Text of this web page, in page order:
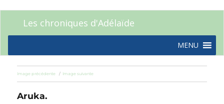
Les chroniques d'Adélaïde
MENU
Image précédente Image suivante
Aruka.